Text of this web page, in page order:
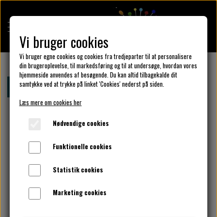
KULÖR DESIGN
DESIGN DIN KJOLE
UNIKA PAKKER
KLAR PARAT
Forside Bomuldsjersey - Nøddeknækkeren
Vi bruger cookies
Vi bruger egne cookies og cookies fra tredjeparter til at personalisere
din brugeroplevelse, til markedsføring og til at undersøge, hvordan vores
hjemmeside anvendes af besøgende. Du kan altid tilbagekalde dit
samtykke ved at trykke på linket 'Cookies' nederst på siden.
Læs mere om cookies her
Nødvendige cookies
Funktionelle cookies
Statistik cookies
Marketing cookies